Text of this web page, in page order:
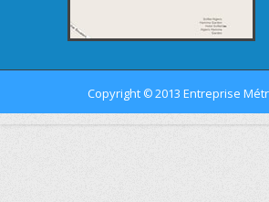
Copyright ©2013 Entreprise